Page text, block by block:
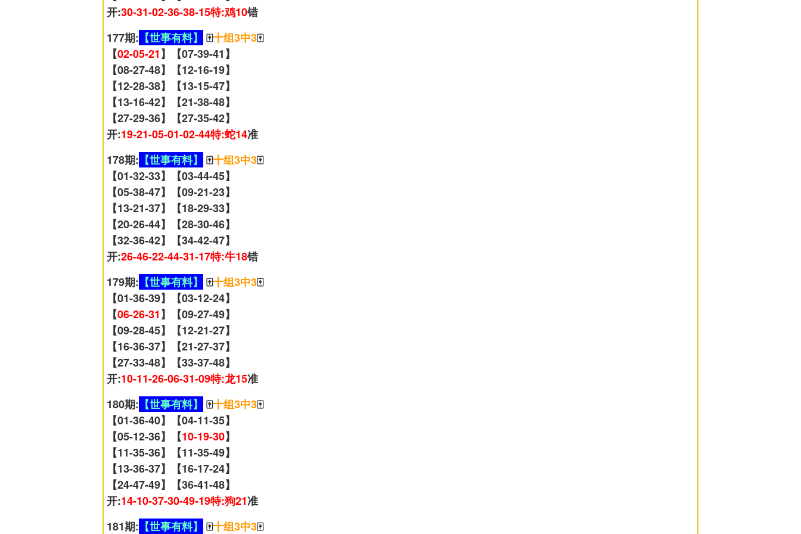
开:30-31-02-36-38-15特:鸡10错
177期: 【世事有料】 🀄十组3中3🀄
【02-05-21】【07-39-41】
【08-27-48】【12-16-19】
【12-28-38】【13-15-47】
【13-16-42】【21-38-48】
【27-29-36】【27-35-42】
开:19-21-05-01-02-44特:蛇14准
178期: 【世事有料】 🀄十组3中3🀄
【01-32-33】【03-44-45】
【05-38-47】【09-21-23】
【13-21-37】【18-29-33】
【20-26-44】【28-30-46】
【32-36-42】【34-42-47】
开:26-46-22-44-31-17特:牛18错
179期: 【世事有料】 🀄十组3中3🀄
【01-36-39】【03-12-24】
【06-26-31】【09-27-49】
【09-28-45】【12-21-27】
【16-36-37】【21-27-37】
【27-33-48】【33-37-48】
开:10-11-26-06-31-09特:龙15准
180期: 【世事有料】 🀄十组3中3🀄
【01-36-40】【04-11-35】
【05-12-36】【10-19-30】
【11-35-36】【11-35-49】
【13-36-37】【16-17-24】
【24-47-49】【36-41-48】
开:14-10-37-30-49-19特:狗21准
181期: 【世事有料】 🀄十组3中3🀄